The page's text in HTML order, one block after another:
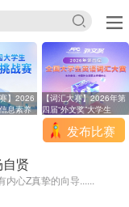
】2026
息素养
【词汇大赛】2026年第
四届“外文奖”大学生
发布比赛
贤
心Z真挚的向导......